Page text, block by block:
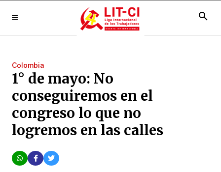
search
Colombia
1° de mayo: No
conseguiremos en el
congreso lo que no
logremos en las calles